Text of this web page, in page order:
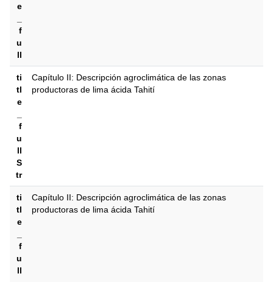
e
f
u
ll
ti
tl
e
f
u
ll
S
tr
Capítulo II: Descripción agroclimática de las zonas
productoras de lima ácida Tahití
ti
tl
e
f
u
ll
Capítulo II: Descripción agroclimática de las zonas
productoras de lima ácida Tahití